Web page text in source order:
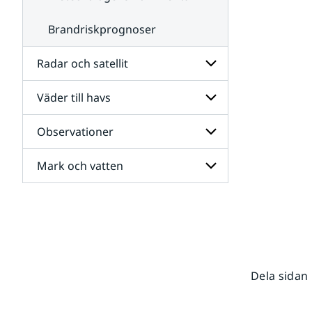
Brandriskprognoser
Radar och satellit
Undersidor
för
Radar
och
satellit
Väder till havs
Undersidor
för
Väder
till
havs
Observationer
Undersidor
för
Mark och vatten
Dela sidan